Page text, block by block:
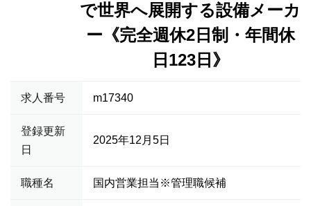
で世界へ展開する設備メーカ
ー《完全週休2日制・年間休
日123日》
求人番号 m17340
登録更新
日
2025年12月5日
職種名 国内営業担当※管理職候補